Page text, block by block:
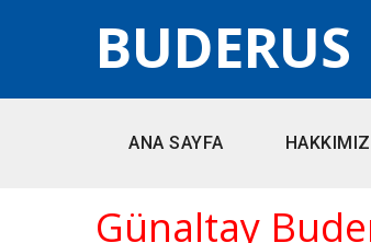
BUDERUS
ANA SAYFA
Günaltay